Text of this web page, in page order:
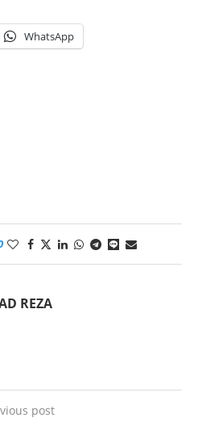
WhatsApp
REZA
post